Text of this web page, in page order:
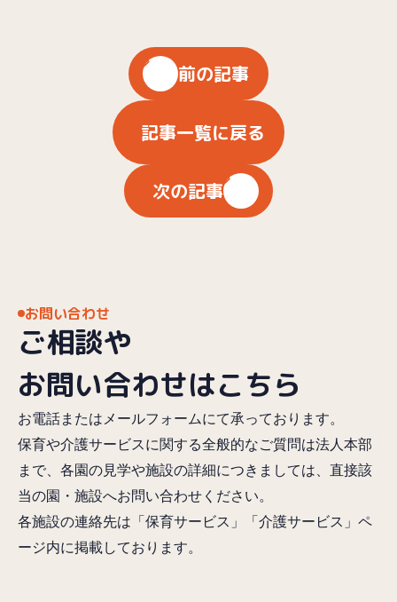
前の記事
記事一覧に戻る
次の記事
お問い合わせ
ご相談や
お問い合わせはこちら
お電話またはメールフォームにて承っております。
保育や介護サービスに関する全般的なご質問は法人本部
まで、各園の見学や施設の詳細につきましては、直接該
当の園・施設へお問い合わせください。
各施設の連絡先は「保育サービス」「介護サービス」ペ
ージ内に掲載しております。